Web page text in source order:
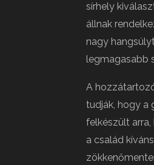
sírhely
állnak
nagy
legmagasabb
A
tudják, hogy a
felkészült
a család